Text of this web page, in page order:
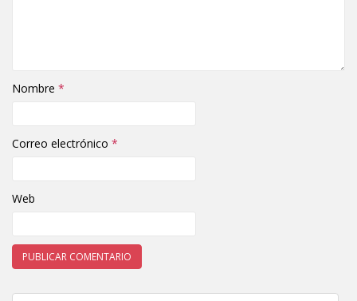
Nombre *
Correo electrónico *
Web